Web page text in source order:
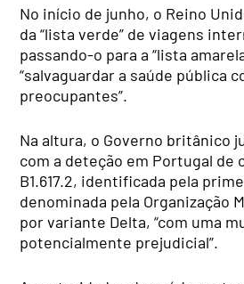
No início de junho, o Reino
da “lista verde” de viagens
passando-o para a “lista
“salvaguardar a saúde pública
preocupantes”.
Na altura, o Governo britânico
com a deteção em Portugal de
B1.617.2, identificada pela
denominada pela Organização
por variante Delta, “com uma
potencialmente prejudicial”.